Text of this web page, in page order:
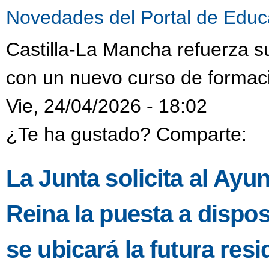
Novedades del Portal de
Castilla-La Mancha refuerza
con un nuevo curso de
Vie, 24/04/2026 - 18:02
¿Te ha gustado? Comparte:
La Junta solicita al
Reina la puesta a
se ubicará la futura